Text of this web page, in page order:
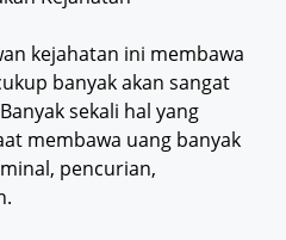
kejahatan ini membawa
banyak akan sangat
sekali hal yang
membawa uang banyak
pencurian,